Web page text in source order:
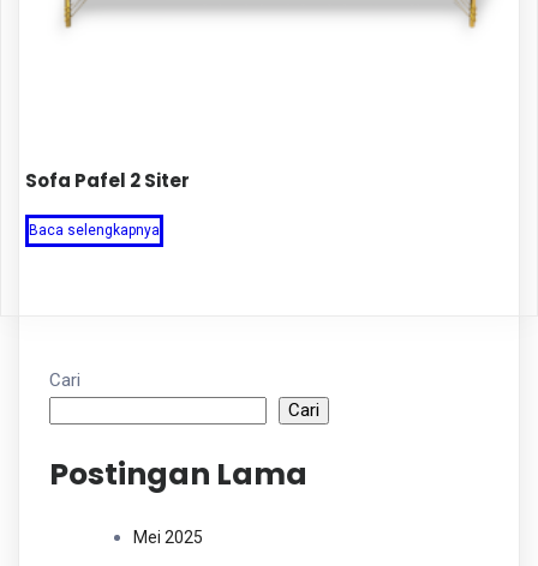
Sofa Pafel 2 Siter
Baca selengkapnya
Cari
Cari
Postingan Lama
Mei 2025